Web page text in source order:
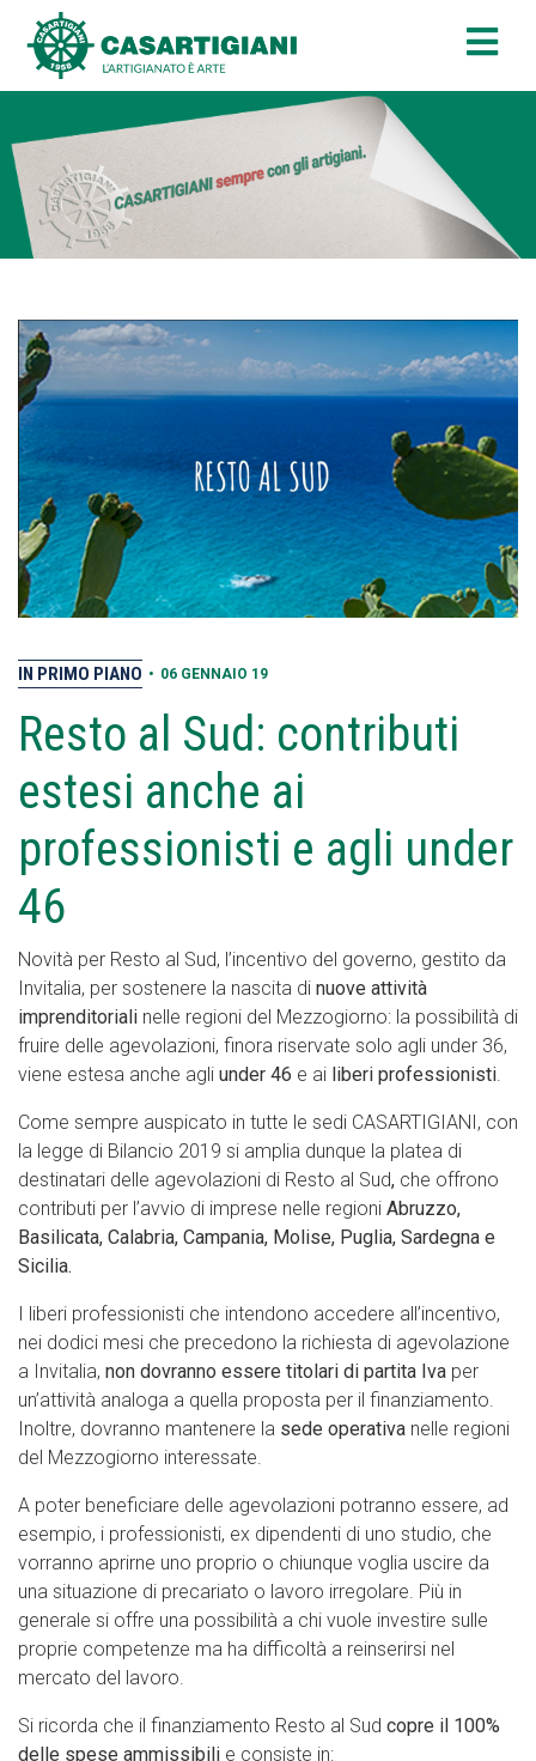
IN PRIMO PIANO • 06 GENNAIO 19
Resto al Sud: contributi
estesi anche ai
professionisti e agli under
46
Novità per Resto al Sud, l’incentivo del governo, gestito da
Invitalia, per sostenere la nascita di nuove attività
imprenditoriali nelle regioni del Mezzogiorno: la possibilità di
fruire delle agevolazioni, finora riservate solo agli under 36,
viene estesa anche agli under 46 e ai liberi professionisti.
Come sempre auspicato in tutte le sedi CASARTIGIANI, con
la legge di Bilancio 2019 si amplia dunque la platea di
destinatari delle agevolazioni di Resto al Sud, che offrono
contributi per l’avvio di imprese nelle regioni Abruzzo,
Basilicata, Calabria, Campania, Molise, Puglia, Sardegna e
Sicilia.
I liberi professionisti che intendono accedere all’incentivo,
nei dodici mesi che precedono la richiesta di agevolazione
a Invitalia, non dovranno essere titolari di partita Iva per
un’attività analoga a quella proposta per il finanziamento.
Inoltre, dovranno mantenere la sede operativa nelle regioni
del Mezzogiorno interessate.
A poter beneficiare delle agevolazioni potranno essere, ad
esempio, i professionisti, ex dipendenti di uno studio, che
vorranno aprirne uno proprio o chiunque voglia uscire da
una situazione di precariato o lavoro irregolare. Più in
generale si offre una possibilità a chi vuole investire sulle
proprie competenze ma ha difficoltà a reinserirsi nel
mercato del lavoro.
Si ricorda che il finanziamento Resto al Sud copre il 100%
delle spese ammissibili e consiste in: